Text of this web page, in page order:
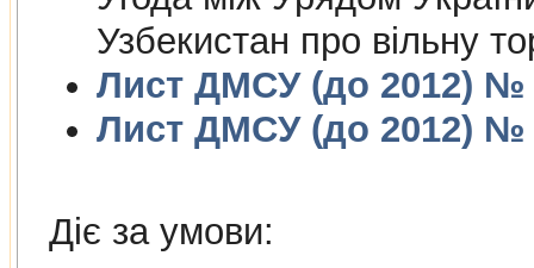
Узбекистан про вільну
Лист ДМСУ (до 2012) №
Лист ДМСУ (до 2012) №
Діє за умови: